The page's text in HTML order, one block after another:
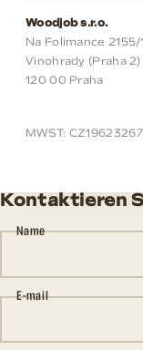
Woodjob s.r.o.
Na Folimance 2155/
Vinohrady (Praha 2)
120 00 Praha
MWST: CZ19623267
Kontaktieren
Name
E-mail